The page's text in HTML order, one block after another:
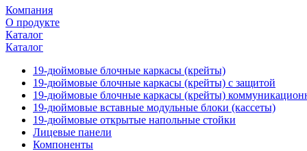
Компания
О продукте
Каталог
Каталог
19-дюймовые блочные каркасы (крейты)
19-дюймовые блочные каркасы (крейты) с защитой
19-дюймовые блочные каркасы (крейты)
19-дюймовые вставные модульные блоки (кассеты)
19-дюймовые открытые напольные стойки
Лицевые панели
Компоненты